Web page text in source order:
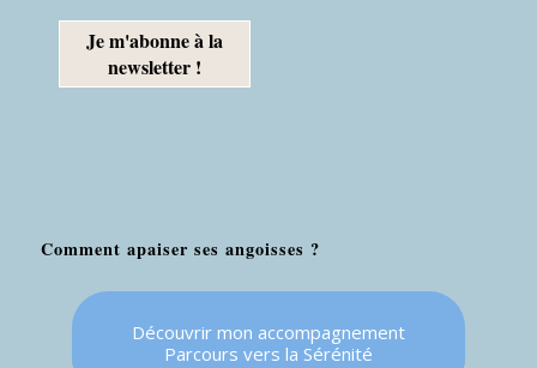
Comment apaiser ses angoisses ?
Découvrir mon accompagnement
Parcours vers la Sérénité